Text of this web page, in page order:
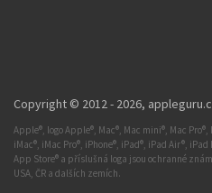
Copyright © 2012 - 2026,
Apple®, logo Apple®, Mac®, Mac mini®, Mac Pro®,
iMac®, iMac Pro®, iPhone®, iPad®, iPad Air®,
App Store® a příslušná loga jsou ochranné
USA, ČR a dalších zemích.